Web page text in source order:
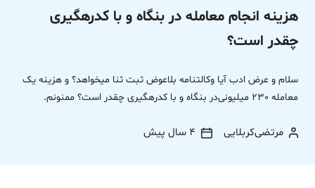
هزینه‌ انجام معامله در‌ بنگاه‌ و با کد‌رهگیری‌
چقدر‌ است‌؟
سلام‌ و عرض‌ ادب‌ آیا‌ وکالتنامه‌ بلا‌عوض‌ ثبت‌ ثنا‌ میخواهد‌؟ و هزینه‌ یک‌
معامله‌ 230‌ میلیونی‌در‌ بنگاه‌ و با کد‌رهگیری‌ چقدر‌ است‌؟ ممنونم‌.
مرتضی‌‌کربلایی 4 سال پیش